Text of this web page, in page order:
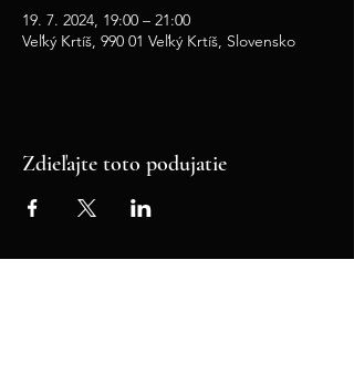
19. 7. 2024, 19:00 – 21:00
Veľký Krtíš, 990 01 Veľký Krtíš, Slovensko
Zdieľajte toto podujatie